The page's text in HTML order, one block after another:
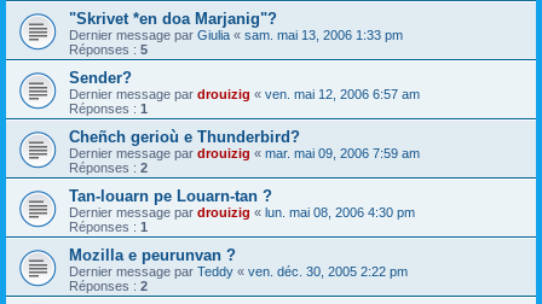
"Skrivet *en doa Marjanig"?
Dernier message par Giulia « sam. mai 13, 2006 1:33 pm
Réponses : 5
Sender?
Dernier message par drouizig « ven. mai 12, 2006 6:57 am
Réponses : 1
Cheñch gerioù e Thunderbird?
Dernier message par drouizig « mar. mai 09, 2006 7:59 am
Réponses : 2
Tan-louarn pe Louarn-tan ?
Dernier message par drouizig « lun. mai 08, 2006 4:30 pm
Réponses : 1
Mozilla e peurunvan ?
Dernier message par Teddy « ven. déc. 30, 2005 2:22 pm
Réponses : 2